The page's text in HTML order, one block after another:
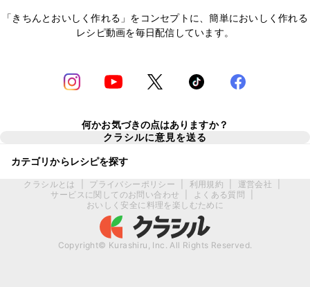
「きちんとおいしく作れる」をコンセプトに、簡単においしく作れる
レシピ動画を毎日配信しています。
何かお気づきの点はありますか？
クラシルに意見を送る
カテゴリからレシピを探す
クラシルとは プライバシーポリシー 利用規約 運営会社
サービスに関してのお問い合わせ
よくある質問
おいしく安全に料理を楽しむために
Copyright© Kurashiru, Inc. All Rights Reserved.